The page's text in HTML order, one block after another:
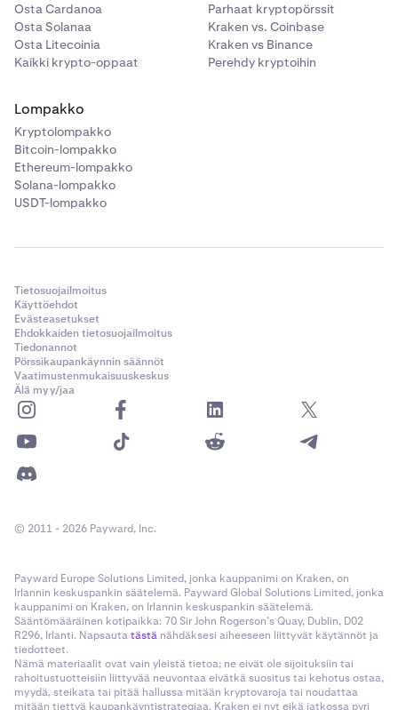
Osta Cardanoa
Osta Solanaa
Osta Litecoinia
Kaikki krypto-oppaat
Parhaat kryptopörssit
Kraken vs. Coinbase
Kraken vs Binance
Perehdy kryptoihin
Lompakko
Kryptolompakko
Bitcoin-lompakko
Ethereum-lompakko
Solana-lompakko
USDT-lompakko
Tietosuojailmoitus
Käyttöehdot
Evästeasetukset
Ehdokkaiden tietosuojailmoitus
Tiedonannot
Pörssikaupankäynnin säännöt
Vaatimustenmukaisuuskeskus
Älä myy/jaa
© 2011 - 2026 Payward, Inc.
Payward Europe Solutions Limited, jonka kauppanimi on Kraken, on
Irlannin keskuspankin säätelemä. Payward Global Solutions Limited, jonka
kauppanimi on Kraken, on Irlannin keskuspankin säätelemä.
Sääntömääräinen kotipaikka: 70 Sir John Rogerson’s Quay, Dublin, D02
R296, Irlanti. Napsautatästä nähdäksesi aiheeseen liittyvät käytännöt ja
tiedotteet.
Nämä materiaalit ovat vain yleistä tietoa; ne eivät ole sijoituksiin tai
rahoitustuotteisiin liittyvää neuvontaa eivätkä suositus tai kehotus ostaa,
myydä, steikata tai pitää hallussa mitään kryptovaroja tai noudattaa
mitään tiettyä kaupankäyntistrategiaa. Kraken ei nyt eikä jatkossa pyri